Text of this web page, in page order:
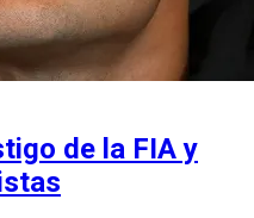
de la FIA y